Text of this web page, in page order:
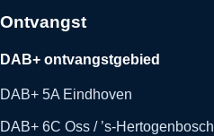
Ontvangst
DAB+ ontvangstgebied
DAB+ 5A Eindhoven
DAB+ 6C Oss / ’s-Hertogenbosch